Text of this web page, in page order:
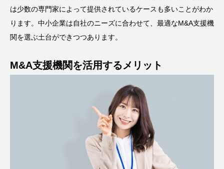
は少数の専門家によって提供されているケースも多いことがわか
ります。中小企業は自社のニーズに合わせて、最適なM&A支援機
関を選ぶ土台ができつつあります。
M&A支援機関を活用するメリット